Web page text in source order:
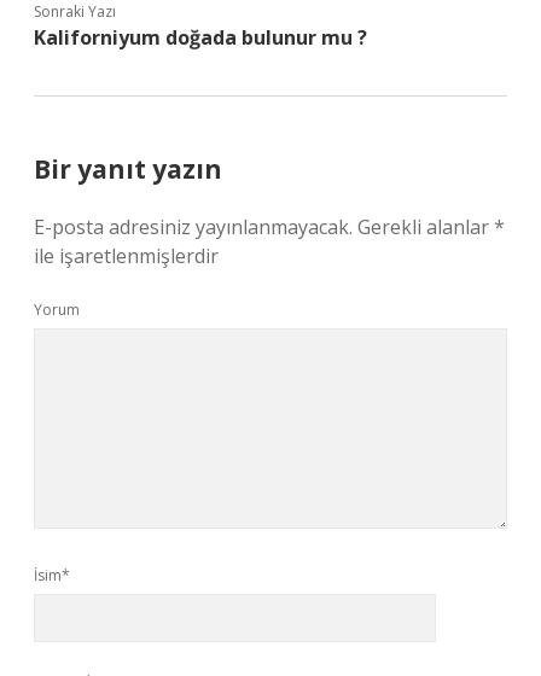
Sonraki Yazı
Kaliforniyum doğada bulunur mu ?
Bir yanıt yazın
E-posta adresiniz yayınlanmayacak. Gerekli alanlar*
ile işaretlenmişlerdir
Yorum
İsim*